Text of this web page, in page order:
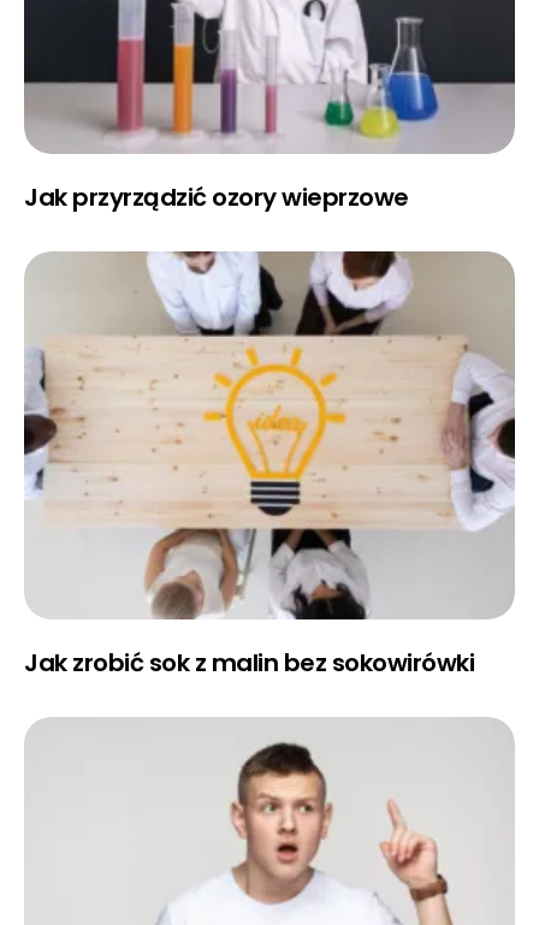
Jak przyrządzić ozory wieprzowe
Jak zrobić sok z malin bez sokowirówki